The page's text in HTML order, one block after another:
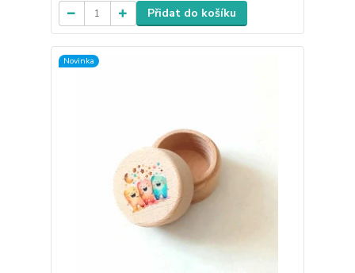
Přidat do košíku
Novinka